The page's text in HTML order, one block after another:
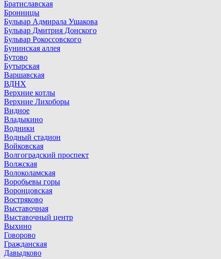
Братиславская
Бронницы
Бульвар Адмирала Ушакова
Бульвар Дмитрия Донского
Бульвар Рокоссовского
Бунинская аллея
Бутово
Бутырская
Варшавская
ВДНХ
Верхние котлы
Верхние Лихоборы
Видное
Владыкино
Водники
Водный стадион
Войковская
Волгоградский проспект
Волжская
Волоколамская
Воробьевы горы
Воронцовская
Востряково
Выставочная
Выставочный центр
Выхино
Говорово
Гражданская
Давыдково